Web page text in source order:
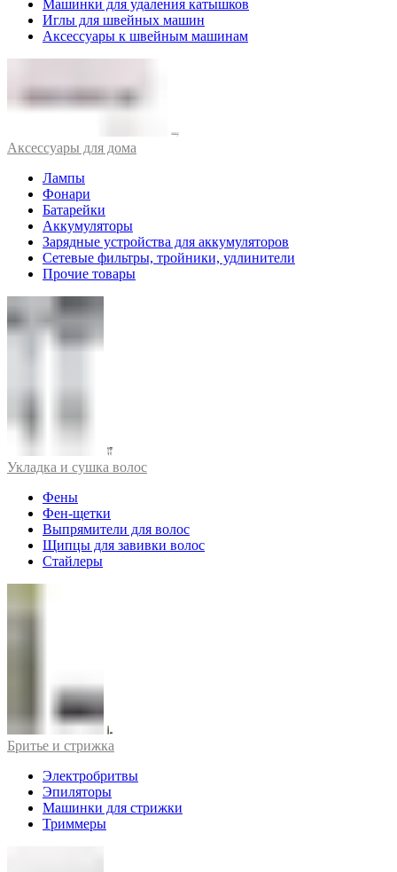
Машинки для удаления катышков
Иглы для швейных машин
Аксессуары к швейным машинам
Аксессуары для дома
Лампы
Фонари
Батарейки
Аккумуляторы
Зарядные устройства для аккумуляторов
Сетевые фильтры, тройники, удлинители
Прочие товары
Укладка и сушка волос
Фены
Фен-щетки
Выпрямители для волос
Щипцы для завивки волос
Стайлеры
Бритье и стрижка
Электробритвы
Эпиляторы
Машинки для стрижки
Триммеры